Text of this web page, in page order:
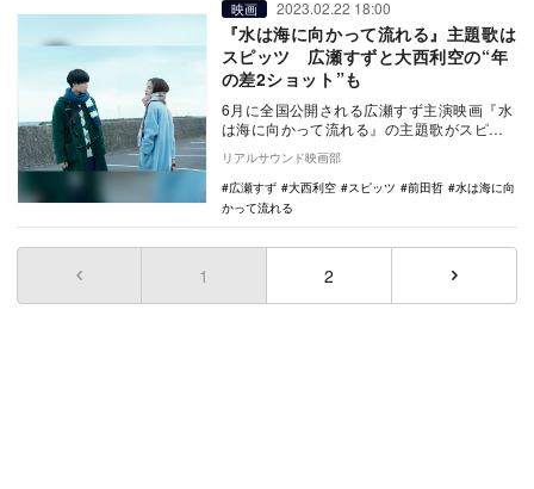
映画 2023.02.22 18:00
『水は海に向かって流れる』主題歌は
スピッツ 広瀬すずと大西利空の“年
の差2ショット”も
6月に全国公開される広瀬すず主演映画『水
は海に向かって流れる』の主題歌がスピッ
ツに決定した。 2021年に映画化もされた
『子…
リアルサウンド映画部
広瀬すず
大西利空 スピッツ 前田哲
水は海に向
かって流れる
1 2